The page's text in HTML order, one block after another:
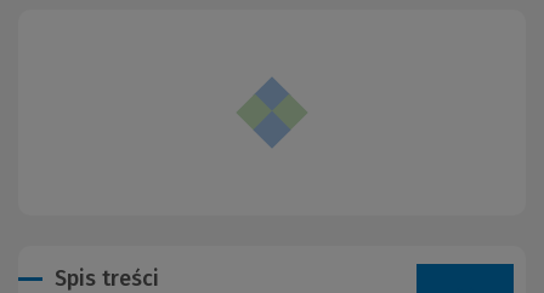
Spis treści